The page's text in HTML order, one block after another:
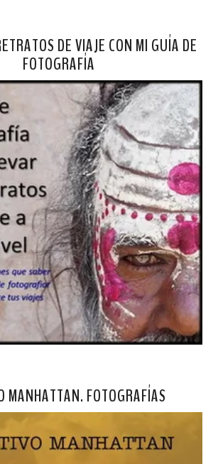
DE VIAJE CON MI GUÍA DE
FOTOGRAFÍA
MANHATTAN. FOTOGRAFÍAS